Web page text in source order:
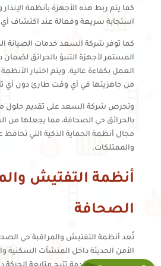
كما يتم ربط هذه الأجهزة بأنظمة
استجابة سريعة وفعالة عند اكتشاف
كما توفر شركة السعد خدمات الصيانة
المستمر لأجهزة التنبؤ بالحرائق لضمان
العمل بكفاءة عالية. ويتم اختبار
من جاهزيتها في أي وقت طارئ دون أي
وتحرص شركة السعد على تقديم حلول
بالحرائق حي الصحافة، مما يجعلها من
مجال أنظمة الحماية الذكية التي تحافظ
والممتلكات.
أنظمة التفتيش
الصحافة
تُعد أنظمة التفتيش والمراقبة حي
الأمن الحديثة داخل المنشآت السكنية